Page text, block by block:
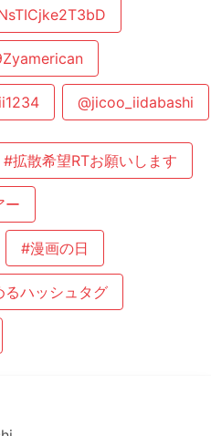
@jicoo_iidabashi
#拡散希望RTお願いします
ー
#漫画の日
るハッシュタグ